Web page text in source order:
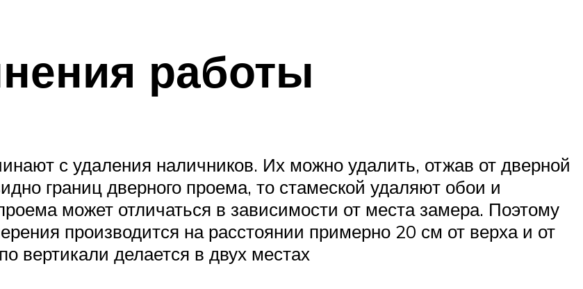
работы
с удаления наличников. Их можно удалить, отжав от дверной
границ дверного проема, то стамеской удаляют обои и
может отличаться в зависимости от места замера. Поэтому
производится на расстоянии примерно 20 см от верха и от
вертикали делается в двух местах